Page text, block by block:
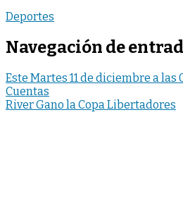
Deportes
Navegación de
Este Martes 11 de diciembre a las
Cuentas
River Gano la Copa Libertadores